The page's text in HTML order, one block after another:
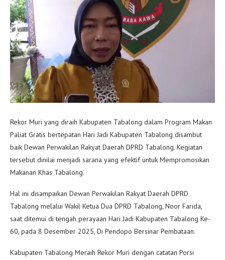
Rekor Muri yang diraih Kabupaten Tabalong dalam Program Makan
Paliat Gratis bertepatan Hari Jadi Kabupaten Tabalong disambut
baik Dewan Perwakilan Rakyat Daerah DPRD Tabalong. Kegiatan
tersebut dinilai menjadi sarana yang efektif untuk Mempromosikan
Makanan Khas Tabalong.
Hal ini disampaikan Dewan Perwakilan Rakyat Daerah DPRD
Tabalong melalui Wakil Ketua Dua DPRD Tabalong, Noor Farida,
saat ditemui di tengah perayaan Hari Jadi Kabupaten Tabalong Ke-
60, pada 8 Desember 2025, Di Pendopo Bersinar Pembataan.
Kabupaten Tabalong Meraih Rekor Muri dengan catatan Porsi